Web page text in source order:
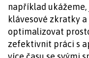
například
klávesové zkratky
optimalizovat
zefektivnit práci s